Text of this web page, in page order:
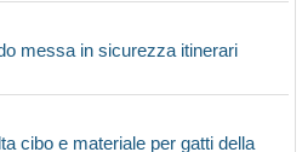
messa in sicurezza itinerari
cibo e materiale per gatti della